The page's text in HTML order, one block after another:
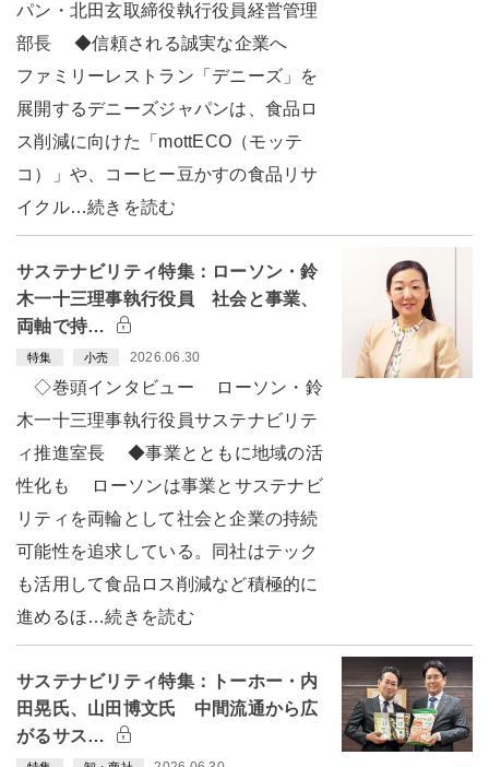
パン・北田玄取締役執行役員経営管理
部長 ◆信頼される誠実な企業へ
ファミリーレストラン「デニーズ」を
展開するデニーズジャパンは、食品ロ
ス削減に向けた「mottECO（モッテ
コ）」や、コーヒー豆かすの食品リサ
イクル…続きを読む
サステナビリティ特集：ローソン・鈴
木一十三理事執行役員 社会と事業、
両軸で持…
特集 小売 2026.06.30
◇巻頭インタビュー ローソン・鈴
木一十三理事執行役員サステナビリテ
ィ推進室長 ◆事業とともに地域の活
性化も ローソンは事業とサステナビ
リティを両輪として社会と企業の持続
可能性を追求している。同社はテック
も活用して食品ロス削減など積極的に
進めるほ…続きを読む
サステナビリティ特集：トーホー・内
田晃氏、山田博文氏 中間流通から広
がるサス…